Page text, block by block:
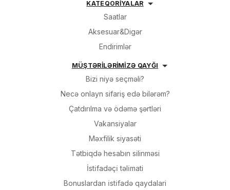
KATEQORİYALAR
Saatlar
Aksesuar&Digər
Endirimlər
MÜŞTƏRİLƏRİMİZƏ QAYĞI
Bizi niyə seçməli?
Necə onlayn sifariş edə bilərəm?
Çatdırılma və ödəmə şərtləri
Vakansiyalar
Məxfilik siyasəti
Tətbiqdə hesabın silinməsi
İsti̇fadəçi̇ təli̇mati
Bonuslardan i̇sti̇fadə qaydalari